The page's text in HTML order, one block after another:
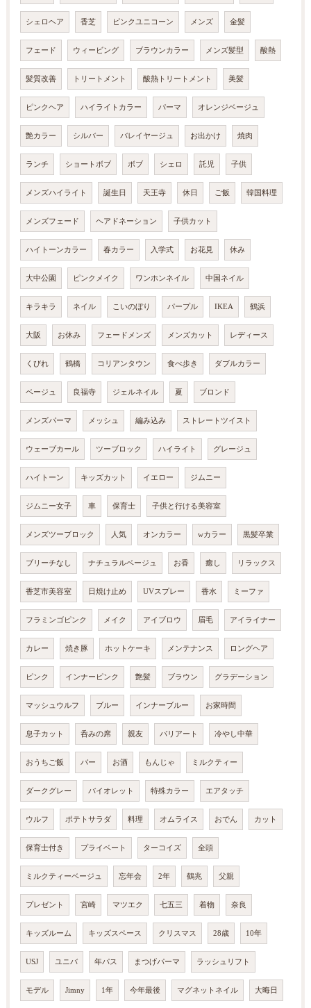
シェロヘア 香芝 ピンクユニコーン メンズ 金髪
フェード ウィービング ブラウンカラー メンズ髪型 酸熱
髪質改善 トリートメント 酸熱トリートメント 美髪
ピンクヘア ハイライトカラー パーマ オレンジベージュ
艶カラー シルバー バレイヤージュ お出かけ 焼肉
ランチ ショートボブ ボブ シェロ 託児 子供
メンズハイライト 誕生日 天王寺 休日 ご飯 韓国料理
メンズフェード ヘアドネーション 子供カット
ハイトーンカラー 春カラー 入学式 お花見 休み
大中公園 ピンクメイク ワンホンネイル 中国ネイル
キラキラ ネイル こいのぼり パープル IKEA 鶴浜
大阪 お休み フェードメンズ メンズカット レディース
くびれ 鶴橋 コリアンタウン 食べ歩き ダブルカラー
ベージュ 良福寺 ジェルネイル 夏 ブロンド
メンズパーマ メッシュ 編み込み ストレートツイスト
ウェーブカール ツーブロック ハイライト グレージュ
ハイトーン キッズカット イエロー ジムニー
ジムニー女子 車 保育士 子供と行ける美容室
メンズツーブロック 人気 オンカラー wカラー 黒髪卒業
ブリーチなし ナチュラルベージュ お香 癒し リラックス
香芝市美容室 日焼け止め UVスプレー 香水 ミーファ
フラミンゴピンク メイク アイブロウ 眉毛 アイライナー
カレー 焼き豚 ホットケーキ メンテナンス ロングヘア
ピンク インナーピンク 艶髪 ブラウン グラデーション
マッシュウルフ ブルー インナーブルー お家時間
息子カット 呑みの席 親友 バリアート 冷やし中華
おうちご飯 バー お酒 もんじゃ ミルクティー
ダークグレー バイオレット 特殊カラー エアタッチ
ウルフ ポテトサラダ 料理 オムライス おでん カット
保育士付き プライベート ターコイズ 全頭
ミルクティーベージュ 忘年会 2年 鶴兆 父親
プレゼント 宮崎 マツエク 七五三 着物 奈良
キッズルーム キッズスペース クリスマス 28歳 10年
USJ ユニバ 年パス まつげパーマ ラッシュリフト
モデル Jimny 1年 今年最後 マグネットネイル 大晦日